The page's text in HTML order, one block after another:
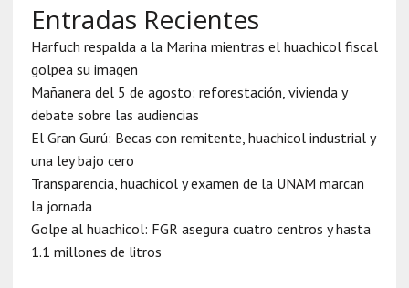
Entradas Recientes
Harfuch respalda a la Marina mientras el huachicol fiscal
golpea su imagen
Mañanera del 5 de agosto: reforestación, vivienda y
debate sobre las audiencias
El Gran Gurú: Becas con remitente, huachicol industrial y
una ley bajo cero
Transparencia, huachicol y examen de la UNAM marcan
la jornada
Golpe al huachicol: FGR asegura cuatro centros y hasta
1.1 millones de litros